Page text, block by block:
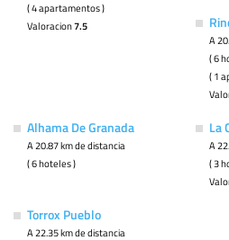
( 4 apartamentos )
Valoracion7.5
A
( 6
( 1
Alhama De Granada
A 20.87 km de distancia
( 6 hoteles )
La
A
( 3
Torrox Pueblo
A 22.35 km de distancia